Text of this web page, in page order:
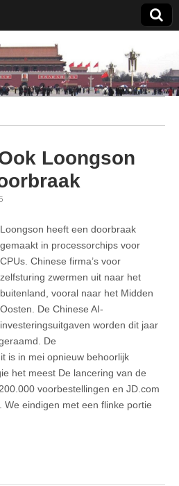
Loongson
Loongson heeft een doorbraak
gemaakt in processorchips voor
CPUs. Chinese firma’s voor
zelfsturing zwermen uit naar het
buitenland, vooral naar het Midden
Oosten. De Chinese AI-
investeringsuitgaven worden dit jaar
De
is in mei opnieuw behoorlijk
het meest De lancering van de
voorbestellingen en JD.com
eindigen met een flinke portie